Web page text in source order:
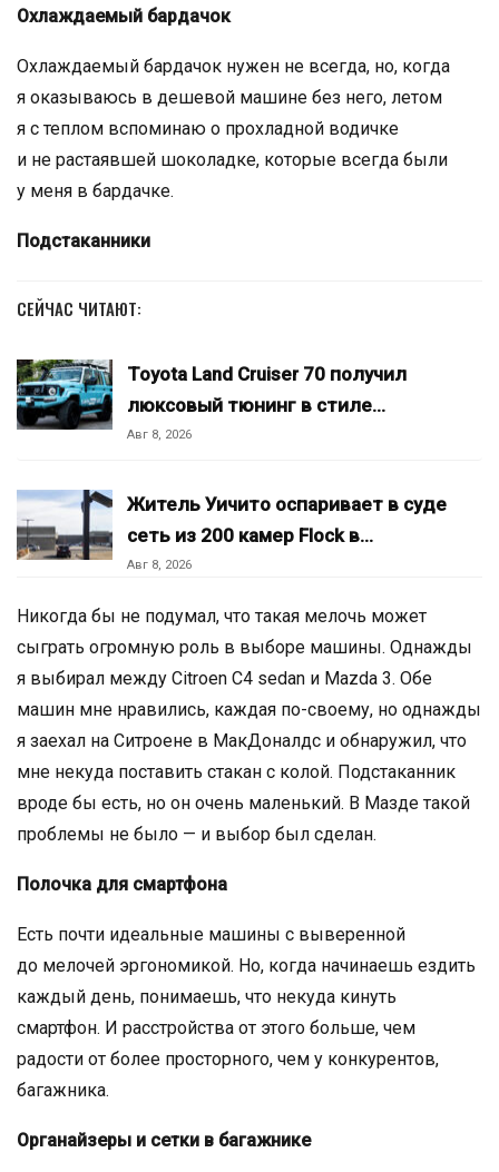
Охлаждаемый бардачок
Охлаждаемый бардачок нужен не всегда, но, когда
я оказываюсь в дешевой машине без него, летом
я с теплом вспоминаю о прохладной водичке
и не растаявшей шоколадке, которые всегда были
у меня в бардачке.
Подстаканники
СЕЙЧАС ЧИТАЮТ:
Toyota Land Cruiser 70 получил
люксовый тюнинг в стиле…
Авг 8, 2026
Житель Уичито оспаривает в суде
сеть из 200 камер Flock в…
Авг 8, 2026
Никогда бы не подумал, что такая мелочь может
сыграть огромную роль в выборе машины. Однажды
я выбирал между Citroen C4 sedan и Mazda 3. Обе
машин мне нравились, каждая по-своему, но однажды
я заехал на Ситроене в МакДоналдс и обнаружил, что
мне некуда поставить стакан с колой. Подстаканник
вроде бы есть, но он очень маленький. В Мазде такой
проблемы не было — и выбор был сделан.
Полочка для смартфона
Есть почти идеальные машины с выверенной
до мелочей эргономикой. Но, когда начинаешь ездить
каждый день, понимаешь, что некуда кинуть
смартфон. И расстройства от этого больше, чем
радости от более просторного, чем у конкурентов,
багажника.
Органайзеры и сетки в багажнике